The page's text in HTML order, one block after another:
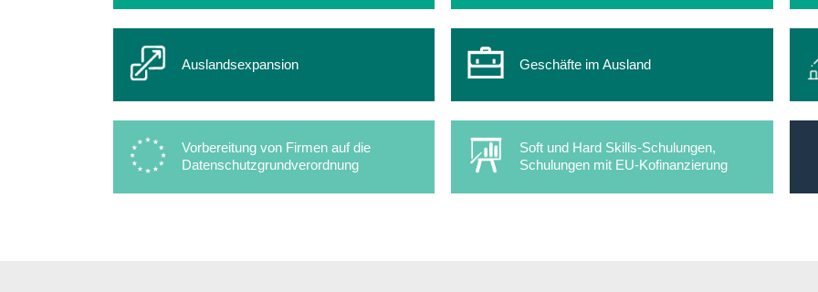
Auslandsexpansion Geschäfte im Ausland
Vorbereitung von Firmen auf die
Datenschutzgrundverordnung
Soft und Hard Skills-Schulungen,
Schulungen mit EU-Kofinanzierung